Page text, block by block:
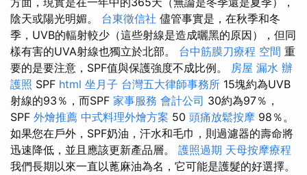
陰天或陽光明媚。 台東徵信社 儘管事實是，在秋季和冬
季，UVB的輻射較少（這些射線是造成曬黑的原因），但同
樣有害的UVA射線也獨立於北部。 台中筋膜刀療程 空間 重
要的是要注意，SPF值與保護強度不成比例。 房屋 漏水 辦
護照 SPF html 坐月子 台灣五大律師事務所 15塊約為UVB
射線的93％，而SPF 家事服務 會計公司 30約為97％，
SPF 外燴推薦 中式料理外燴方案 50 頭痛放鬆按摩 98％。
如果您在戶外，SPF奶油，汗水和毛巾，則過濾器的壽命將
迅速降低，並且應該更新產品層。 護照過期 天母按摩療程
我們長期以來一直以蓖麻油為名，它可能是護髮的好選擇。